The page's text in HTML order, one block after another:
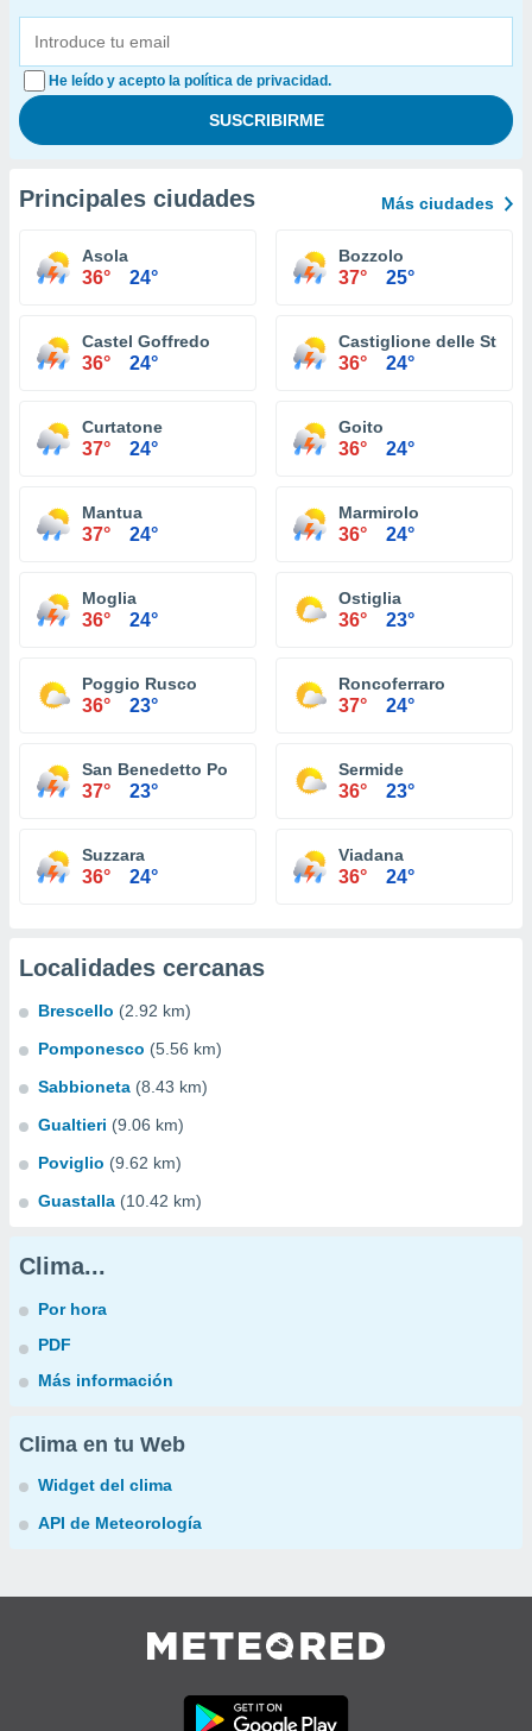
He leído y acepto la política de privacidad.
Principales ciudades Más ciudades
Asola
36° 24°
Bozzolo
37° 25°
Castel Goffredo
36° 24°
Castiglione delle
36° 24°
Curtatone
37° 24°
Goito
36° 24°
Mantua
37° 24°
Marmirolo
36° 24°
Moglia
36° 24°
Ostiglia
36° 23°
Poggio Rusco
36° 23°
Roncoferraro
37° 24°
San Benedetto Po
37° 23°
Sermide
36° 23°
Suzzara
36° 24°
Viadana
36° 24°
Localidades cercanas
Brescello (2.92 km)
Pomponesco (5.56 km)
Sabbioneta (8.43 km)
Gualtieri (9.06 km)
Poviglio (9.62 km)
Guastalla (10.42 km)
Clima...
Por hora
PDF
Más información
Clima en tu Web
Widget del clima
API de Meteorología